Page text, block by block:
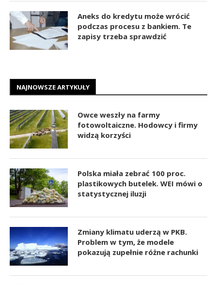
Aneks do kredytu może wrócić
podczas procesu z bankiem. Te
zapisy trzeba sprawdzić
NAJNOWSZE ARTYKUŁY
Owce weszły na farmy
fotowoltaiczne. Hodowcy i firmy
widzą korzyści
Polska miała zebrać 100 proc.
plastikowych butelek. WEI mówi o
statystycznej iluzji
Zmiany klimatu uderzą w PKB.
Problem w tym, że modele
pokazują zupełnie różne rachunki